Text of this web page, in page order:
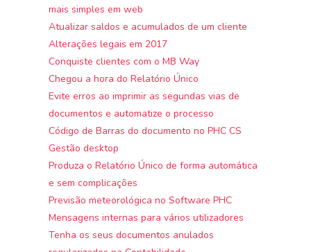
mais simples em web
Atualizar saldos e acumulados de um cliente
Alterações legais em 2017
Conquiste clientes com o MB Way
Chegou a hora do Relatório Único
Evite erros ao imprimir as segundas vias de
documentos e automatize o processo
Código de Barras do documento no PHC CS
Gestão desktop
Produza o Relatório Único de forma automática
e sem complicações
Previsão meteorológica no Software PHC
Mensagens internas para vários utilizadores
Tenha os seus documentos anulados